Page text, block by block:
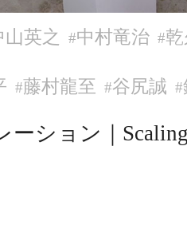
山英之 #中村竜治 #
#藤村龍至 #谷尻誠 #
ション｜